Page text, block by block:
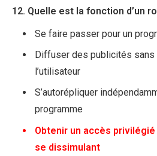
12. Quelle est la fonction d’un
Se faire passer pour un
Diffuser des publicités
l’utilisateur
S’autorépliquer
programme
Obtenir un accès
se dissimulant